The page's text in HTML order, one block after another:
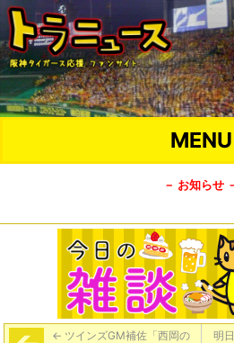
MENU
－ お知らせ
← ツインズGM補佐「西岡の
明